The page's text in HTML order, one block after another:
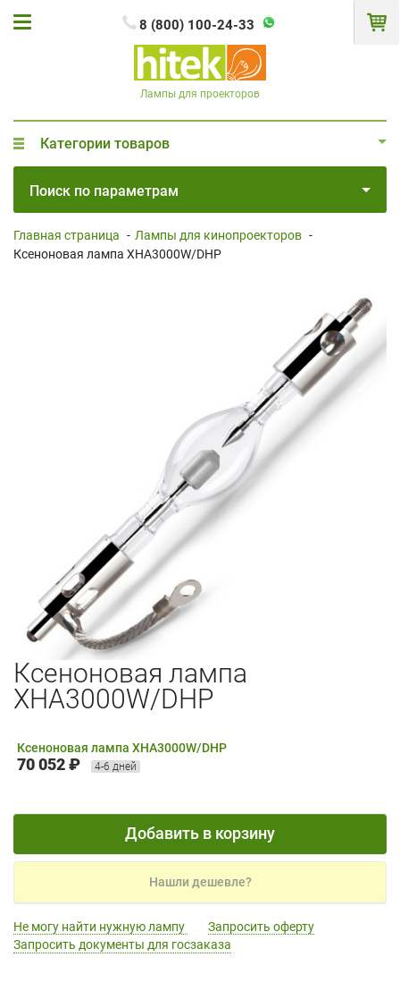
8 (800) 100-24-33
Лампы для проекторов
Категории товаров
Поиск по параметрам
Главная страница - Лампы для кинопроекторов -
Ксеноновая лампа XHA3000W/DHP
Ксеноновая лампа
XHA3000W/DHP
Ксеноновая лампа XHA3000W/DHP
70 052 ₽ 4-6 дней
Добавить в корзину
Нашли дешевле?
Не могу найти нужную лампу
Запросить оферту
Запросить документы для госзаказа